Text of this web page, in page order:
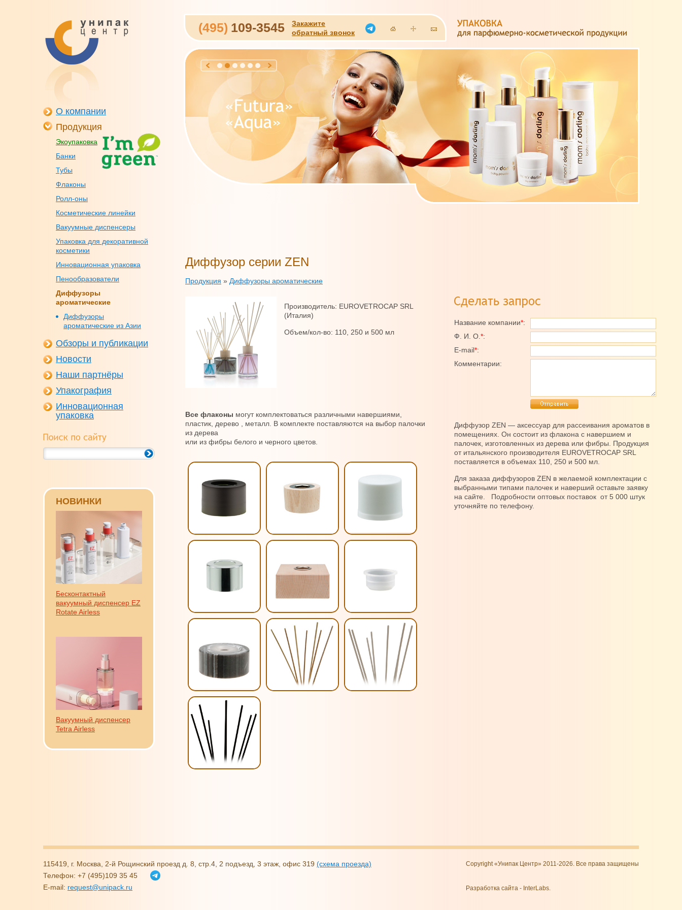
О компании
Продукция
Экоупаковка
Банки
Тубы
Флаконы
Ролл-оны
Косметические линейки
Вакуумные диспенсеры
Упаковка для декоративной
косметики
Инновационная упаковка
Пенообразователи
Диффузоры
ароматические
Диффузоры
ароматические из Азии
Обзоры и публикации
Новости
Наши партнёры
Упакография
Инновационная
упаковка
НОВИНКИ
Бесконтактный
вакуумный диспенсер EZ
Rotate Airless
Вакуумный диспенсер
Tetra Airless
(495) 109-3545
Закажите
обратный звонок
Диффузор серии ZEN
Продукция » Диффузоры ароматические
Производитель: EUROVETROCAP SRL
(Италия)
Объем/кол-во: 110, 250 и 500 мл
Все флаконы могут комплектоваться различными навершиями,
пластик, дерево , металл. В комплекте поставляются на выбор палочки
из дерева
или из фибры белого и черного цветов.
Название компании*:
Ф. И. О. *:
E-mail*:
Комментарии:
Диффузор ZEN — аксессуар для рассеивания ароматов в
помещениях. Он состоит из флакона с навершием и
палочек, изготовленных из дерева или фибры. Продукция
от итальянского производителя EUROVETROCAP SRL
поставляется в объемах 110, 250 и 500 мл.
Для заказа диффузоров ZEN в желаемой комплектации с
выбранными типами палочек и наверший оставьте заявку
на сайте. Подробности оптовых поставок от 5 000 штук
уточняйте по телефону.
115419, г. Москва, 2-й Рощинский проезд д. 8, стр.4, 2 подъезд, 3 этаж, офис 319 (схема проезда)
Телефон: +7 (495)109 35 45
E-mail: request@unipack.ru
Copyright «Унипак Центр» 2011-2026. Все права защищены
Разработка сайта - InterLabs.